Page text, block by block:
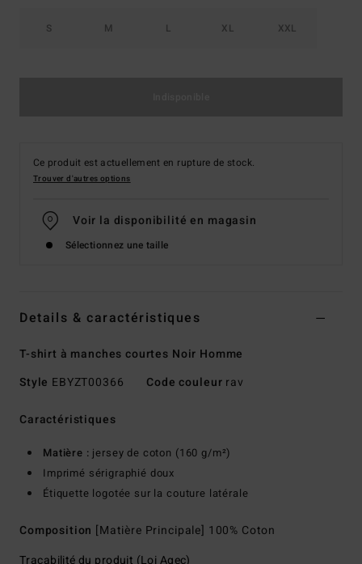
S M L XL XXL
Ce produit est actuellement en rupture de stock.
Trouver d'autres options
Voir la disponibilité en magasin
Sélectionnez une taille
Details & caractéristiques
T-shirt à manches courtes Noir Homme
Style EBYZT00366 Code couleur rav
Caractéristiques
Matière : jersey de coton (160 g/m²)
Imprimé sérigraphié doux
Étiquette logotée sur la couture latérale
Composition [Matière Principale] 100% Coton